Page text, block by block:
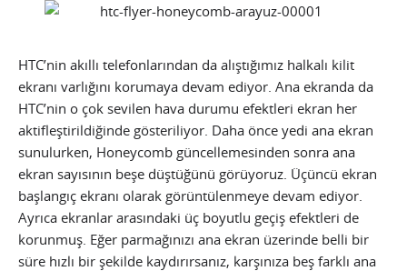
HTC’nin akıllı telefonlarından da alıştığımız halkalı kilit
ekranı varlığını korumaya devam ediyor. Ana ekranda da
HTC’nin o çok sevilen hava durumu efektleri ekran her
aktifleştirildiğinde gösteriliyor. Daha önce yedi ana ekran
sunulurken, Honeycomb güncellemesinden sonra ana
ekran sayısının beşe düştüğünü görüyoruz. Üçüncü ekran
başlangıç ekranı olarak görüntülenmeye devam ediyor.
Ayrıca ekranlar arasındaki üç boyutlu geçiş efektleri de
korunmuş. Eğer parmağınızı ana ekran üzerinde belli bir
süre hızlı bir şekilde kaydırırsanız, karşınıza beş farklı ana